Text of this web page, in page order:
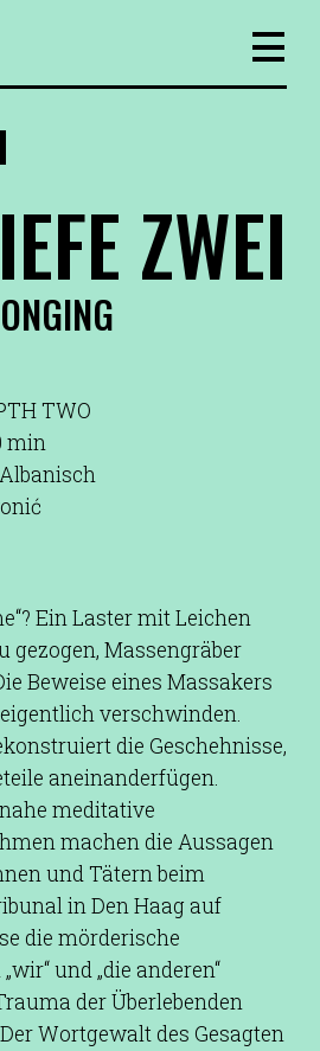
ZWEI
TWO
min
Ein Laster mit Leichen
gezogen, Massengräber
Beweise eines Massakers
verschwinden.
die Geschehnisse,
aneinanderfügen.
meditative
machen die Aussagen
und Tätern beim
in Den Haag auf
die mörderische
und „die anderen“
der Überlebenden
Wortgewalt des Gesagten